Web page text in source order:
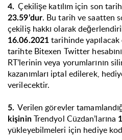
4. Çekilişe katılım için son tarih
23.59’dur. Bu tarih ve saatten
çekiliş hakkı olarak
16.06.2021 tarihinde
tarihte Bitexen Twitter
RT’lerinin veya yorumlarının
kazanımları iptal edilerek,
verilecektir.
5. Verilen görevler
kişininTrendyol Cüzdan’larına
yükleyebilmeleri için hediye